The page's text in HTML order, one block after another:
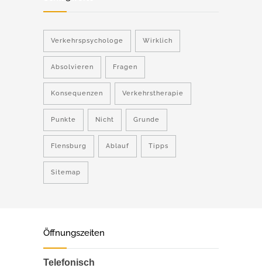
Verkehrspsychologe Wirklich
Absolvieren Fragen
Konsequenzen Verkehrstherapie
Punkte Nicht Grunde
Flensburg Ablauf Tipps
Sitemap
Öffnungszeiten
Telefonisch